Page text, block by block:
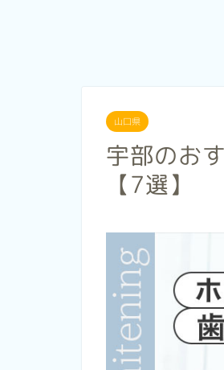
山口県
宇部のお
【7選】